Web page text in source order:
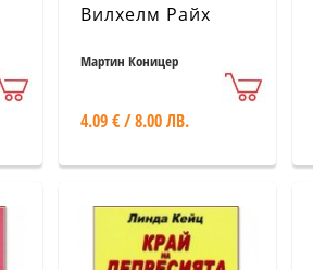
Вилхелм Райх
Мартин Коницер
4.09 € / 8.00 ЛВ.